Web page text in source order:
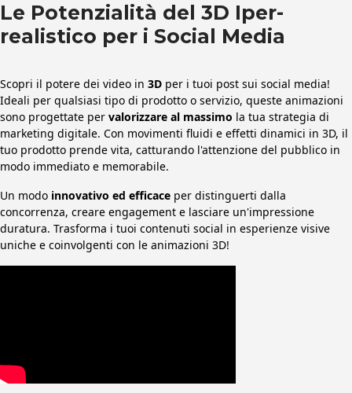
Le Potenzialità del 3D Iper-
realistico per i Social Media
Scopri il potere dei video in 3D per i tuoi post sui social media!
Ideali per qualsiasi tipo di prodotto o servizio, queste animazioni
sono progettate per valorizzare al massimo la tua strategia di
marketing digitale. Con movimenti fluidi e effetti dinamici in 3D, il
tuo prodotto prende vita, catturando l'attenzione del pubblico in
modo immediato e memorabile.
Un modo innovativo ed efficace per distinguerti dalla
concorrenza, creare engagement e lasciare un'impressione
duratura. Trasforma i tuoi contenuti social in esperienze visive
uniche e coinvolgenti con le animazioni 3D!